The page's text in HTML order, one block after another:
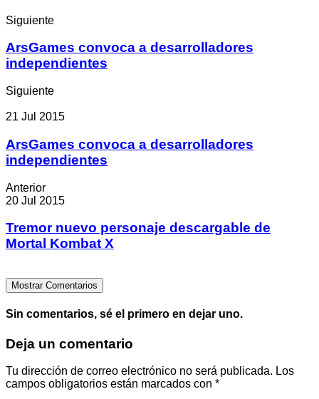
Siguiente
ArsGames convoca a desarrolladores
independientes
Siguiente
21 Jul 2015
ArsGames convoca a desarrolladores
independientes
Anterior
20 Jul 2015
Tremor nuevo personaje descargable de
Mortal Kombat X
Mostrar Comentarios
Sin comentarios, sé el primero en dejar uno.
Deja un comentario
Tu dirección de correo electrónico no será publicada. Los
campos obligatorios están marcados con *